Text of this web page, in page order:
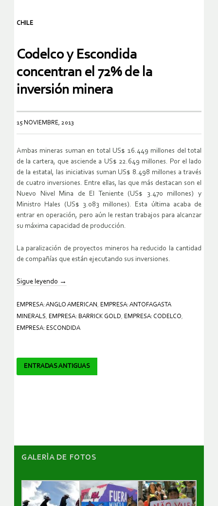
CHILE
Codelco y Escondida
concentran el 72% de la
inversión minera
15 NOVIEMBRE, 2013
Ambas mineras suman en total US$ 16.449 millones del total
de la cartera, que asciende a US$ 22.649 millones. Por el lado
de la estatal, las iniciativas suman US$ 8.498 millones a través
de cuatro inversiones. Entre ellas, las que más destacan son el
Nuevo Nivel Mina de El Teniente (US$ 3.470 millones) y
Ministro Hales (US$ 3.083 millones). Esta última acaba de
entrar en operación, pero aún le restan trabajos para alcanzar
su máxima capacidad de producción.
La paralización de proyectos mineros ha reducido la cantidad
de compañías que están ejecutando sus inversiones.
Sigue leyendo →
EMPRESA: ANGLO AMERICAN , EMPRESA: ANTOFAGASTA
MINERALS, EMPRESA: BARRICK GOLD, EMPRESA: CODELCO,
EMPRESA: ESCONDIDA
Navegador
ENTRADAS ANTIGUAS
GALERÌA DE FOTOS